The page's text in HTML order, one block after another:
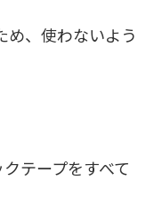
め、使わないよう
テープをすべて